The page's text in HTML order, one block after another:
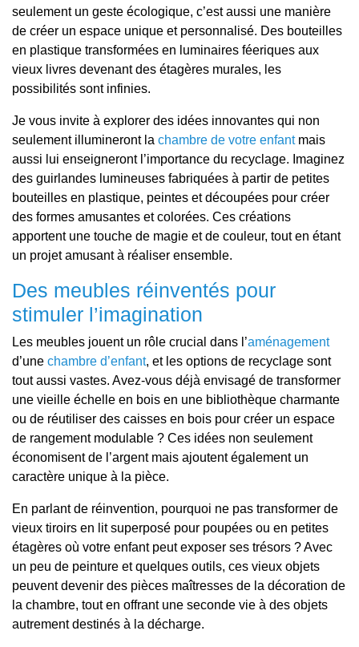
seulement un geste écologique, c’est aussi une manière
de créer un espace unique et personnalisé. Des bouteilles
en plastique transformées en luminaires féeriques aux
vieux livres devenant des étagères murales, les
possibilités sont infinies.
Je vous invite à explorer des idées innovantes qui non
seulement illumineront la chambre de votre enfantmais
aussi lui enseigneront l’importance du recyclage. Imaginez
des guirlandes lumineuses fabriquées à partir de petites
bouteilles en plastique, peintes et découpées pour créer
des formes amusantes et colorées. Ces créations
apportent une touche de magie et de couleur, tout en étant
un projet amusant à réaliser ensemble.
Des meubles réinventés pour
stimuler l’imagination
Les meubles jouent un rôle crucial dans l’aménagement
d’une chambre d’enfant, et les options de recyclage sont
tout aussi vastes. Avez-vous déjà envisagé de transformer
une vieille échelle en bois en une bibliothèque charmante
ou de réutiliser des caisses en bois pour créer un espace
de rangement modulable ? Ces idées non seulement
économisent de l’argent mais ajoutent également un
caractère unique à la pièce.
En parlant de réinvention, pourquoi ne pas transformer de
vieux tiroirs en lit superposé pour poupées ou en petites
étagères où votre enfant peut exposer ses trésors ? Avec
un peu de peinture et quelques outils, ces vieux objets
peuvent devenir des pièces maîtresses de la décoration de
la chambre, tout en offrant une seconde vie à des objets
autrement destinés à la décharge.